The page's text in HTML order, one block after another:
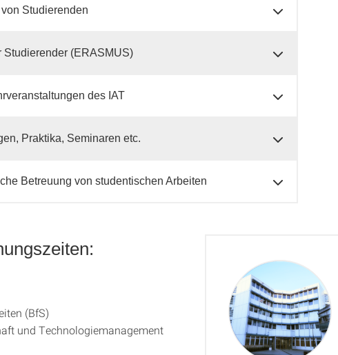
Studierenden
Studierender (ERASMUS)
des IAT
Praktika, Seminaren etc.
Betreuung von studentischen Arbeiten
(BfS)
und Technologiemanagement